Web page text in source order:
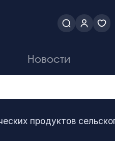
Новости
продуктов